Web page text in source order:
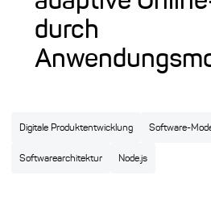
durch
Digitale Produktentwicklung Software-
Softwarearchitektur Node.js